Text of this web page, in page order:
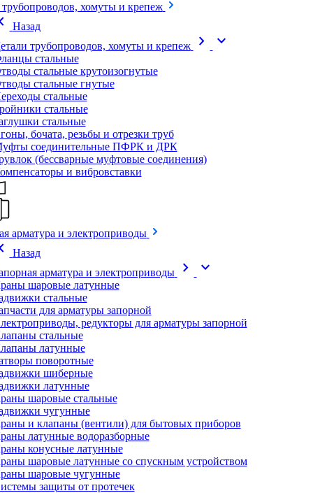
трубопроводов, хомуты и крепеж
Назад
трубопроводов, хомуты и крепеж
chevron_right expand_more
стальные
стальные крутоизогнутые
стальные гнутые
стальные
стальные
стальные
бочата, резьбы и отрезки труб
соединительные ПФРК и ДРК
(бессварные муфтовые соединения)
и вибровставки
арматура и электроприводы
Назад
арматура и электроприводы
chevron_right expand_more
шаровые латунные
стальные
для арматуры запорной
редукторы для арматуры запорной
стальные
латунные
поворотные
шиберные
латунные
шаровые стальные
чугунные
и клапаны (вентили) для бытовых приборов
латунные водоразборные
конусные латунные
шаровые латунные со спускным устройством
шаровые чугунные
защиты от протечек